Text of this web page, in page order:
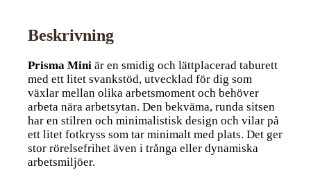
Beskrivning
Prisma Mini är en smidig och lättplacerad taburett
med ett litet svankstöd, utvecklad för dig som
växlar mellan olika arbetsmoment och behöver
arbeta nära arbetsytan. Den bekväma, runda sitsen
har en stilren och minimalistisk design och vilar på
ett litet fotkryss som tar minimalt med plats. Det ger
stor rörelsefrihet även i trånga eller dynamiska
arbetsmiljöer.